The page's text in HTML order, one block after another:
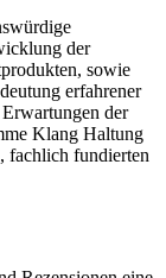
der
sowie
erfahrener
der
Klang Haltung
fachlich fundierten